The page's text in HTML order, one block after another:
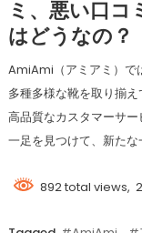
ミ、悪い口コ
はどうなの？
AmiAmi（アミアミ）で
多種多様な靴を取り揃
高品質なカスタマーサ
一足を見つけて、新たな
892 total views,